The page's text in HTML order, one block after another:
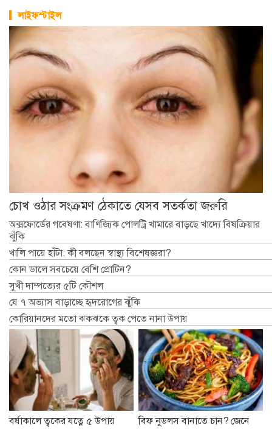
লাইফস্টাইল
চোখ ওঠার সংক্রমণ ঠেকাতে যেসব সতর্কতা জরুরি
অক্সফোর্ডের গবেষণা: বাণিজ্যিক পোলট্রি খামারে বাড়ছে খাদ্যে বিষক্রিয়ার
ঝুঁকি
খালি পায়ে হাঁটা: কী বলছেন স্বাস্থ্য বিশেষজ্ঞরা?
কোন ডালে সবচেয়ে বেশি প্রোটিন?
সুখী দাম্পত্যের ৫টি কৌশল
যে ৭ অভ্যাস বাড়াচ্ছে হৃদরোগের ঝুঁকি
কোরিয়ানদের মতো ঝকঝকে ত্বক পেতে নানা উপায়
বর্ষাকালে ত্বকের যত্নে ৫ উপায়
বিফ নুডলস বানাতে চান? জেনে